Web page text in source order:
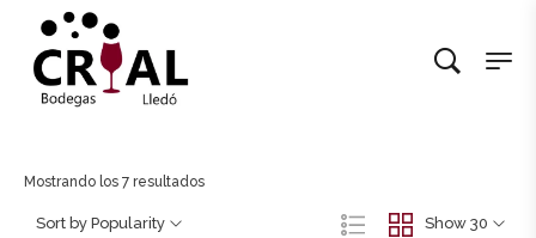
Mostrando los 7 resultados
Show 30
Sort by Popularity